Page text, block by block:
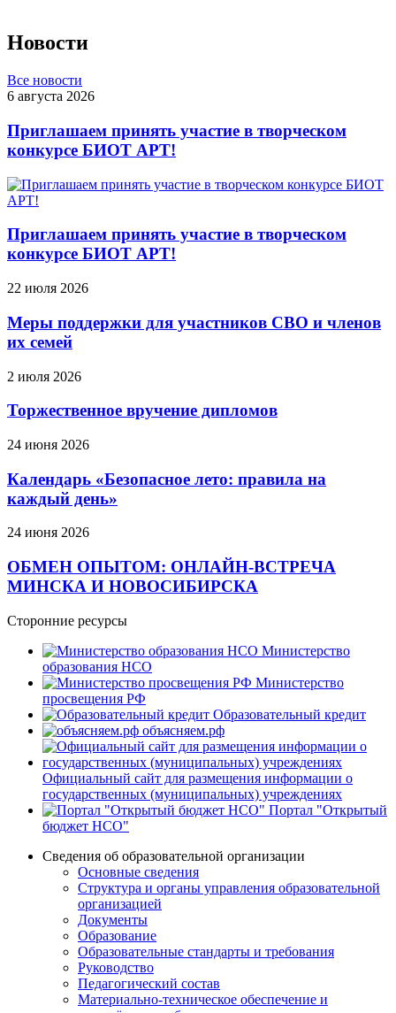
Новости
Все новости
6 августа 2026
Приглашаем принять участие в творческом
конкурсе БИОТ АРТ!
Приглашаем принять участие в творческом
конкурсе БИОТ АРТ!
22 июля 2026
Меры поддержки для участников СВО и членов
их семей
2 июля 2026
Торжественное вручение дипломов
24 июня 2026
Календарь «Безопасное лето: правила на
каждый день»
24 июня 2026
ОБМЕН ОПЫТОМ: ОНЛАЙН-ВСТРЕЧА
МИНСКА И НОВОСИБИРСКА
Сторонние ресурсы
Министерство
образования НСО
Министерство
просвещения РФ
Образовательный кредит
объясняем.рф
Официальный сайт для размещения информации о
государственных (муниципальных) учреждениях
Портал "Открытый
бюджет НСО"
Сведения об образовательной организации
Основные сведения
Структура и органы управления образовательной
организацией
Документы
Образование
Образовательные стандарты и требования
Руководство
Педагогический состав
Материально-техническое обеспечение и